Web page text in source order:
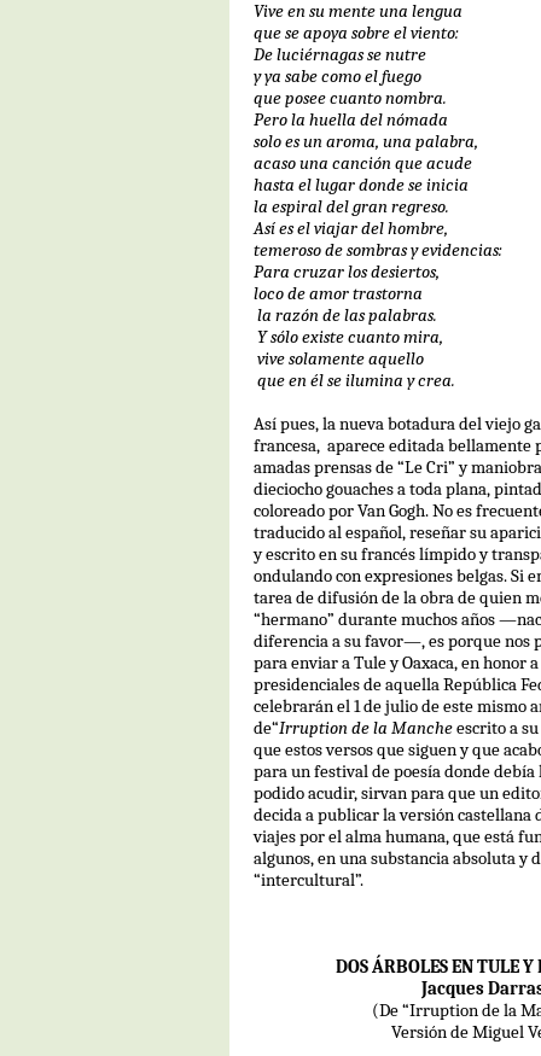
Vive en su mente una lengua
que se apoya sobre el viento:
De luciérnagas se nutre
y ya sabe como el fuego
que posee cuanto nombra.
Pero la huella del nómada
solo es un aroma, una palabra,
acaso una canción que acude
hasta el lugar donde se inicia
la espiral del gran regreso.
Así es el viajar del hombre,
temeroso de sombras y evidencias:
Para cruzar los desiertos,
loco de amor trastorna
la razón de las palabras.
Y sólo existe cuanto mira,
vive solamente aquello
que en él se ilumina y crea.
Así pues, la nueva botadura del viejo
francesa, aparece editada bellamente
amadas prensas de “Le Cri” y
dieciocho gouaches a toda plana,
coloreado por Van Gogh. No es
traducido al español, reseñar su
y escrito en su francés límpido y
ondulando con expresiones belgas. Si
tarea de difusión de la obra de quien
“hermano” durante muchos años
diferencia a su favor—, es porque nos
para enviar a Tule y Oaxaca, en honor
presidenciales de aquella República
celebrarán el 1 de julio de este mismo
de“Irruption de la Mancheescrito a
que estos versos que siguen y que
para un festival de poesía donde debía
podido acudir, sirvan para que un
decida a publicar la versión castellana
viajes por el alma humana, que está
algunos, en una substancia absoluta y
“intercultural”.
DOS ÁRBOLES EN TULE Y
Jacques
(De “Irruption de la
Versión de Miguel